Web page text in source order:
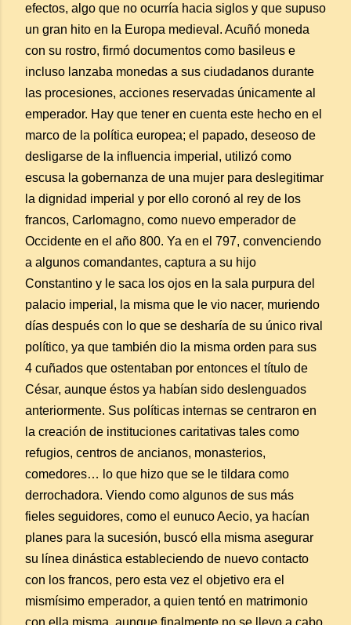
efectos, algo que no ocurría hacia siglos y que supuso
un gran hito en la Europa medieval. Acuñó moneda
con su rostro, firmó documentos como basileus e
incluso lanzaba monedas a sus ciudadanos durante
las procesiones, acciones reservadas únicamente al
emperador. Hay que tener en cuenta este hecho en el
marco de la política europea; el papado, deseoso de
desligarse de la influencia imperial, utilizó como
escusa la gobernanza de una mujer para deslegitimar
la dignidad imperial y por ello coronó al rey de los
francos, Carlomagno, como nuevo emperador de
Occidente en el año 800. Ya en el 797, convenciendo
a algunos comandantes, captura a su hijo
Constantino y le saca los ojos en la sala purpura del
palacio imperial, la misma que le vio nacer, muriendo
días después con lo que se desharía de su único rival
político, ya que también dio la misma orden para sus
4 cuñados que ostentaban por entonces el título de
César, aunque éstos ya habían sido deslenguados
anteriormente. Sus políticas internas se centraron en
la creación de instituciones caritativas tales como
refugios, centros de ancianos, monasterios,
comedores… lo que hizo que se le tildara como
derrochadora. Viendo como algunos de sus más
fieles seguidores, como el eunuco Aecio, ya hacían
planes para la sucesión, buscó ella misma asegurar
su línea dinástica estableciendo de nuevo contacto
con los francos, pero esta vez el objetivo era el
mismísimo emperador, a quien tentó en matrimonio
con ella misma, aunque finalmente no se llevo a cabo